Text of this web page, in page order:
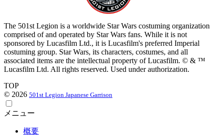
The 501st Legion is a worldwide Star Wars costuming organization
comprised of and operated by Star Wars fans. While it is not
sponsored by Lucasfilm Ltd., it is Lucasfilm's preferred Imperial
costuming group. Star Wars, its characters, costumes, and all
associated items are the intellectual property of Lucasfilm. © & ™
Lucasfilm Ltd. All rights reserved. Used under authorization.
TOP
© 2026 501st Legion Japanese Garrison
メニュー
概要